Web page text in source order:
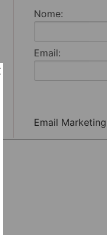
Nome:
Email:
Email